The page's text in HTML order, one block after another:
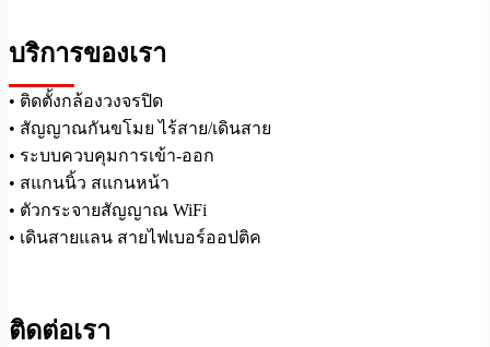
บริการของเรา
• ติดตั้งกล้องวงจรปิด
• สัญญาณกันขโมย ไร้สาย/เดินสาย
• ระบบควบคุมการเข้า-ออก
• สแกนนิ้ว สแกนหน้า
• ตัวกระจายสัญญาณ WiFi
• เดินสายแลน สายไฟเบอร์ออปติค
ติดต่อเรา